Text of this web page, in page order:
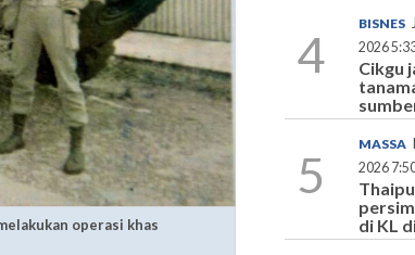
operasi khas
4
BISNES
2026
Cikgu
5
MASSA
2026
di KL